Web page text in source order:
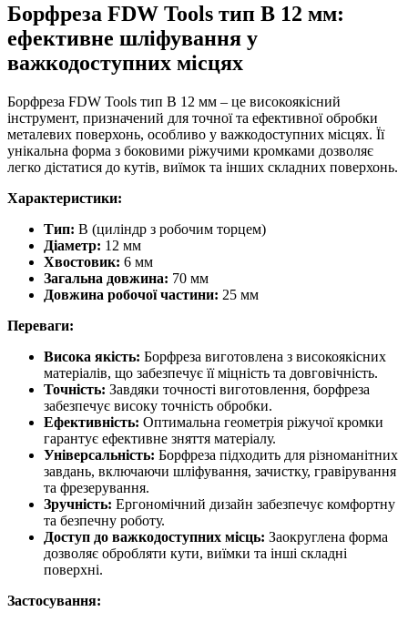
Борфреза FDW Tools тип B 12 мм:
ефективне шліфування у
важкодоступних місцях
Борфреза FDW Tools тип B 12 мм – це високоякісний
інструмент, призначений для точної та ефективної обробки
металевих поверхонь, особливо у важкодоступних місцях. Її
унікальна форма з боковими ріжучими кромками дозволяє
легко дістатися до кутів, виїмок та інших складних поверхонь.
Характеристики:
Тип: B (циліндр з робочим торцем)
Діаметр: 12 мм
Хвостовик: 6 мм
Загальна довжина: 70 мм
Довжина робочої частини: 25 мм
Переваги:
Висока якість: Борфреза виготовлена з високоякісних
матеріалів, що забезпечує її міцність та довговічність.
Точність: Завдяки точності виготовлення, борфреза
забезпечує високу точність обробки.
Ефективність: Оптимальна геометрія ріжучої кромки
гарантує ефективне зняття матеріалу.
Універсальність: Борфреза підходить для різноманітних
завдань, включаючи шліфування, зачистку, гравірування
та фрезерування.
Зручність: Ергономічний дизайн забезпечує комфортну
та безпечну роботу.
Доступ до важкодоступних місць: Заокруглена форма
дозволяє обробляти кути, виїмки та інші складні
поверхні.
Застосування: